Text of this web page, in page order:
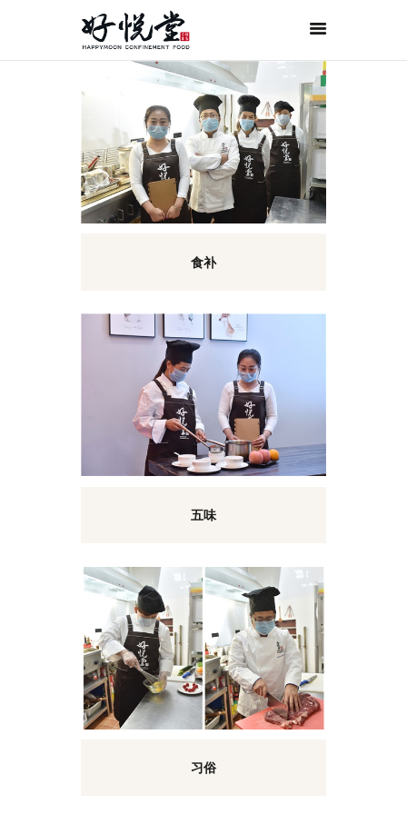
首页
关于好悦堂
经典月膳
传统药膳
紫金药膳
流月调理
滋补好孕
联系我们
ORDER NOW
ENGLISH
食补
五味
习俗